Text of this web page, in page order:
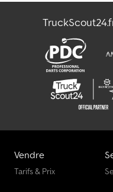
suivante : Nous parlons les
polonais, turc Remarque :
vivement une visite ainsi
d’éviter toute mauvaise
concernant l’état ou la
possibles à tout moment
Toutes les informations
déclinons toute
réserve de modifications,
Vendre
Tarifs & Prix